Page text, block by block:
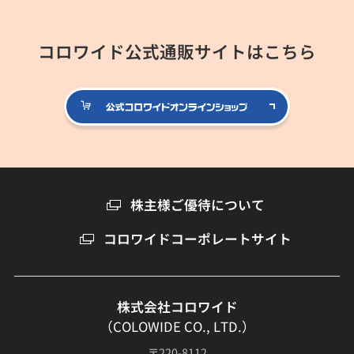
コロワイド公式通販サイトはこちら
公式コロ
株主様ご優待について
コロワイドコーポレートサイト
株式会社コロワイド
（COLOWIDE CO., LTD.）